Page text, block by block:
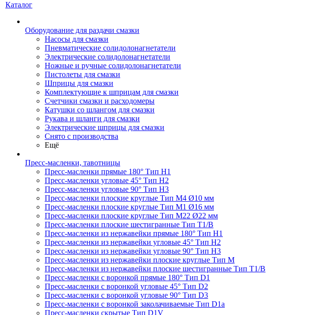
Каталог
Оборудование для раздачи смазки
Насосы для смазки
Пневматические солидолонагнетатели
Электрические солидолонагнетатели
Ножные и ручные солидолонагнетатели
Пистолеты для смазки
Шприцы для смазки
Комплектующие к шприцам для смазки
Счетчики смазки и расходомеры
Катушки со шлангом для смазки
Рукава и шланги для смазки
Электрические шприцы для смазки
Снято с производства
Ещё
Пресс-масленки, тавотницы
Пресс-масленки прямые 180° Тип H1
Пресс-масленки угловые 45° Тип H2
Пресс-масленки угловые 90° Тип H3
Пресс-масленки плоские круглые Тип M4 Ø10 мм
Пресс-масленки плоские круглые Тип M1 Ø16 мм
Пресс-масленки плоские круглые Тип M22 Ø22 мм
Пресс-масленки плоские шестигранные Тип T1/B
Пресс-масленки из нержавейки прямые 180° Тип H1
Пресс-масленки из нержавейки угловые 45° Тип H2
Пресс-масленки из нержавейки угловые 90° Тип H3
Пресс-масленки из нержавейки плоские круглые Тип M
Пресс-масленки из нержавейки плоские шестигранные Тип T1/B
Пресс-масленки с воронкой прямые 180° Тип D1
Пресс-масленки с воронкой угловые 45° Тип D2
Пресс-масленки с воронкой угловые 90° Тип D3
Пресс-масленки с воронкой заколачиваемые Тип D1a
Пресс-масленки скрытые Тип D1V